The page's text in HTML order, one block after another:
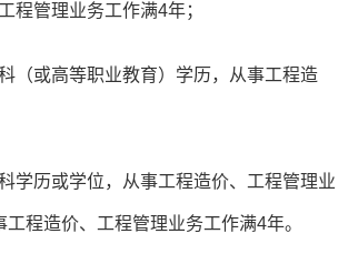
程管理业务工作满4年；
（或高等职业教育）学历，从事工程造
学历或学位，从事工程造价、工程管理业
程造价、工程管理业务工作满4年。